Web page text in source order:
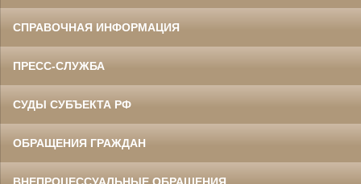
СПРАВОЧНАЯ ИНФОРМАЦИЯ
ПРЕСС-СЛУЖБА
СУДЫ СУБЪЕКТА РФ
ОБРАЩЕНИЯ ГРАЖДАН
ВНЕПРОЦЕССУАЛЬНЫЕ ОБРАЩЕНИЯ